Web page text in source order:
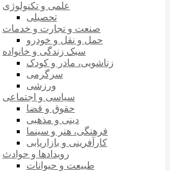
علمی و تکنولوژی
تحصیلی
صنعت و تجارت و خدمات
حمل و نقل و خودرو
سبک زندگی و خانواده
زناشویی، مادر و کودک
سرگرمی
ورزشی
سیاسی و اجتماعی
حقوق و قضا
دینی و مذهبی
فرهنگی، هنر و سینما
کارآفرینی و بازاریابی
رویدادها و حوادث
طبیعت و حیوانات